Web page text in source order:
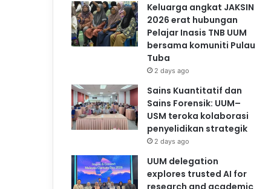
Keluarga angkat JAKSIN
2026 erat hubungan
Pelajar Inasis TNB UUM
bersama komuniti Pulau
Tuba
2 days ago
Sains Kuantitatif dan
Sains Forensik: UUM–
USM teroka kolaborasi
penyelidikan strategik
2 days ago
UUM delegation
explores trusted AI for
research and academic